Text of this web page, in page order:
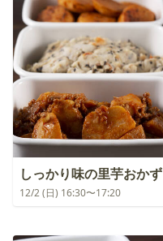
しっかり味の里芋おかず
12/2 (日) 16:30〜17:20